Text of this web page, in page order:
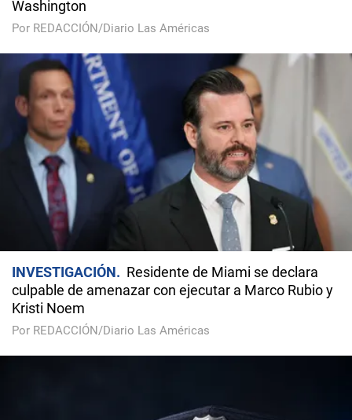
Washington
Por REDACCIÓN/Diario Las Américas
INVESTIGACIÓN
Residente de Miami se declara
culpable de amenazar con ejecutar a Marco Rubio y
Kristi Noem
Por REDACCIÓN/Diario Las Américas